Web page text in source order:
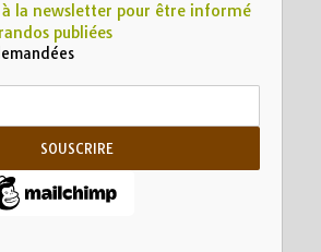
à la newsletter pour être informé
publiées